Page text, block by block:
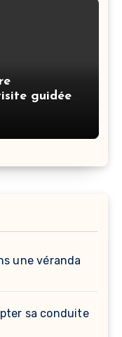
guidée
une véranda
sa conduite